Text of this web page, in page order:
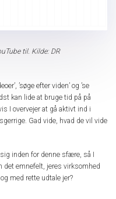
til. Kilde: DR
’søge efter viden’ og ’se
kan lide at bruge tid på på
I overvejer at gå aktivt ind i
Gad vide, hvad de vil vide
inden for denne sfære, så I
det emnefelt, jeres virksomhed
med rette udtale jer?